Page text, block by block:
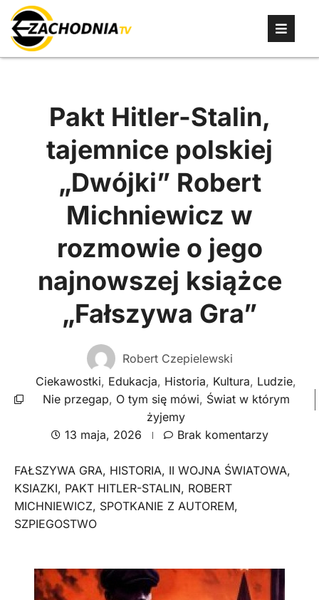
Pakt Hitler-Stalin,
tajemnice polskiej
„Dwójki” Robert
Michniewicz w
rozmowie o jego
najnowszej książce
„Fałszywa Gra”
Robert Czepielewski
Ciekawostki, Edukacja, Historia, Kultura, Ludzie,
Nie przegap, O tym się mówi, Świat w którym
żyjemy
13 maja, 2026
Brak komentarzy
FAŁSZYWA GRA, HISTORIA, II WOJNA ŚWIATOWA,
KSIAZKI, PAKT HITLER-STALIN, ROBERT
MICHNIEWICZ, SPOTKANIE Z AUTOREM,
SZPIEGOSTWO